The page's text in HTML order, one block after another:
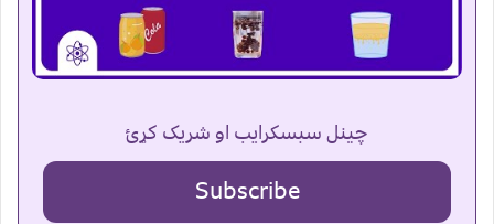
چینل سبسکرایب او شریک کړئ
Subscribe